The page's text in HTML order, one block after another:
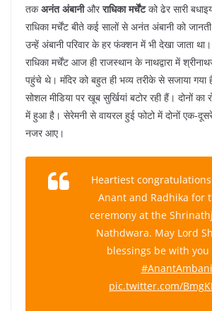
तकअनंत अंबानीऔरराधिका मर्चेंटको ढेर सारी
राधिका मर्चेंट बीते कई सालों से अनंत अंबानी को
उन्हें अंबानी परिवार के हर फंक्शन में भी देखा जाता
राधिका मर्चेंट आज ही राजस्थान के नाथद्वारा में
पहुंचे थे। मंदिर को बहुत ही भव्य तरीके से सजाया
सोशल मीडिया पर खूब सुर्खियां बटोर रही हैं। दोनों का
में हुआ है। सेरेमनी से वायरल हुई फोटो में दोनों एक-
नजर आए।
Heartiest
Anant and Radhika for
ceremony at the
Nathdwara. May Lord
blessings be with you
#AnantAmbani
pic.twitter.com/